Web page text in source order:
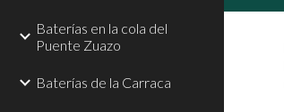
Baterías en la cola del
Puente Zuazo
Baterías de la Carraca